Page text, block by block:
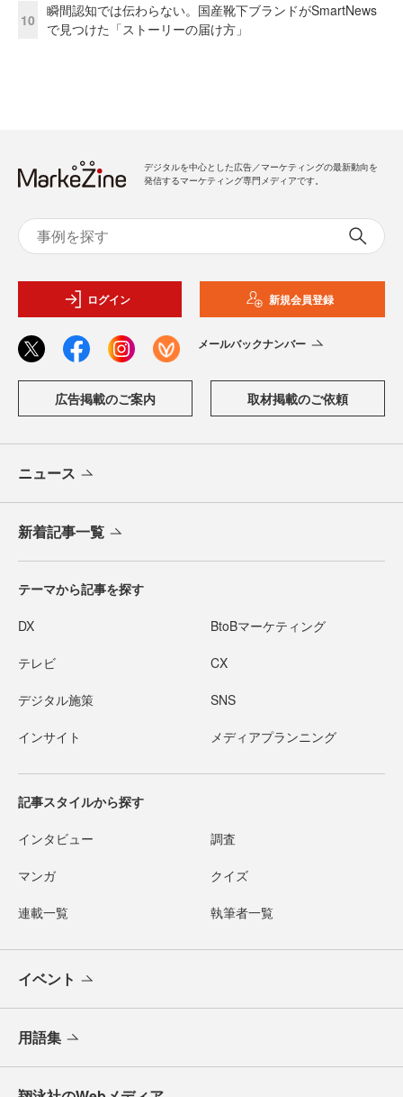
10
瞬間認知では伝わらない。国産靴下ブランドがSmartNews
で見つけた「ストーリーの届け方」
デジタルを中心とした広告／マーケティングの最新動向を
発信するマーケティング専門メディアです。
ログイン 新規会員登録
メールバックナンバー
広告掲載のご案内 取材掲載のご依頼
ニュース
新着記事一覧
テーマから記事を探す
DX BtoBマーケティング
テレビ CX
デジタル施策 SNS
インサイト メディアプランニング
記事スタイルから探す
インタビュー 調査
マンガ クイズ
連載一覧 執筆者一覧
イベント
用語集